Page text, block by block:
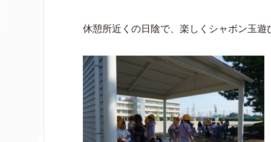
休憩所近くの日陰で、楽しくシャボン玉遊